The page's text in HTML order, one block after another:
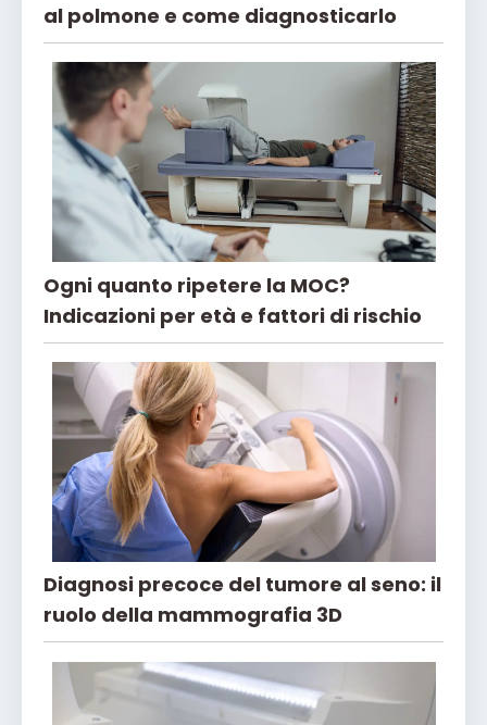
al polmone e come diagnosticarlo
Ogni quanto ripetere la MOC?
Indicazioni per età e fattori di rischio
Diagnosi precoce del tumore al seno: il
ruolo della mammografia 3D